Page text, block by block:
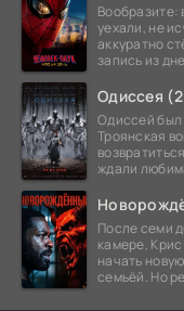
Вообразите:
уехали, не
аккуратно
запись из
Одиссея
Одиссей был
Троянская
ждали
После семи
камере,
начать
семьёй. Но